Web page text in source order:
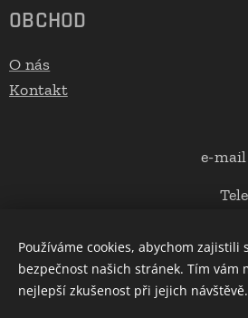
OBCHOD
O nás
Kontakt
e-
Cookies
Používáme cookies, abychom zajistili
bezpečnost našich stránek. Tím vám
nejlepší zkušenost při jejich návštěvě.